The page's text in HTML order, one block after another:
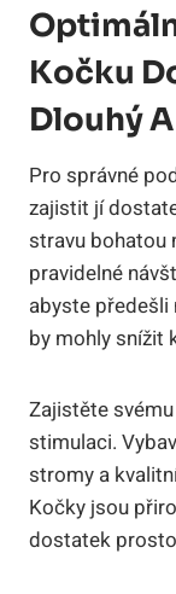
Kočku
Dlouhý
Pro správné
zajistit jí
stravu bohatou
pravidelné
abyste
by mohly snížit
Zajistěte
stimulaci.
stromy a
Kočky jsou
dostatek